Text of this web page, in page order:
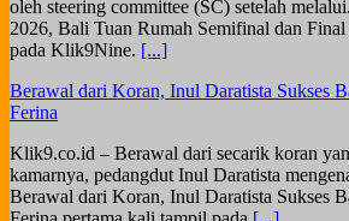
oleh steering committee (SC) setelah
2026, Bali Tuan Rumah Semifinal dan
pada Klik9Nine. [...]
Berawal dari Koran, Inul Daratista Sukses
Ferina
Klik9.co.id – Berawal dari secarik koran
kamarnya, pedangdut Inul Daratista
Berawal dari Koran, Inul Daratista Sukses